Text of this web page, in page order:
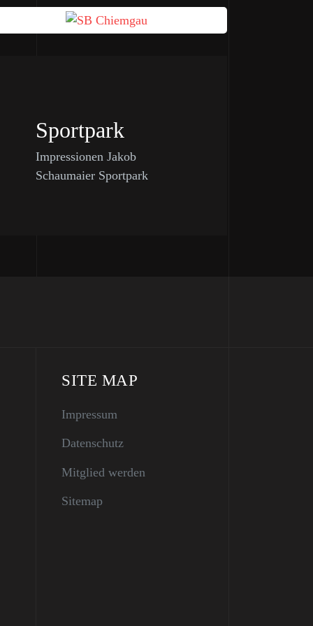
Sportpark
Impressionen Jakob
Schaumaier Sportpark
SITE MAP
Impressum
Datenschutz
Mitglied werden
Sitemap